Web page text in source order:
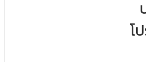
โ